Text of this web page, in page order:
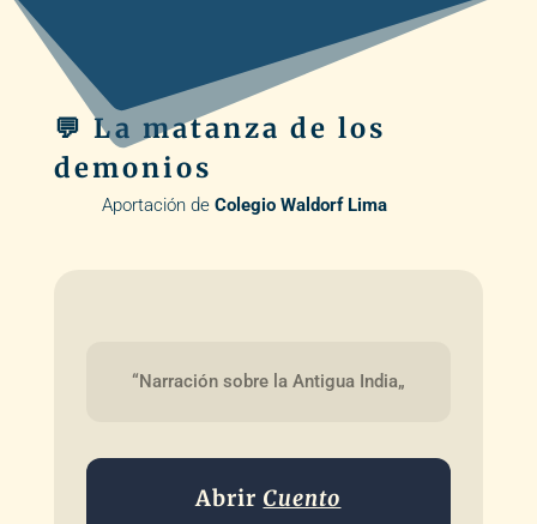
💬 La matanza de los
demonios
Aportación de Colegio Waldorf Lima
“Narración sobre la Antigua India„
Abrir Cuento